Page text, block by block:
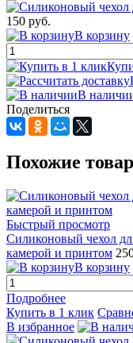
150 руб.
В корзину
В
Поделиться
Похожие
Быстрый просмотр
Силиконовый чехол
камерой и принтом
В корзину
Подробнее
Купить в 1 клик
В избранное